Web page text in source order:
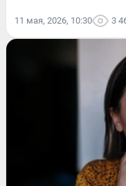
11 мая, 2026, 10:30 3